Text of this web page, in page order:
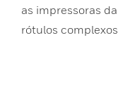
as impressoras
rótulos